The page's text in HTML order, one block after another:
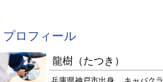
プロフィール
龍樹（たつき）